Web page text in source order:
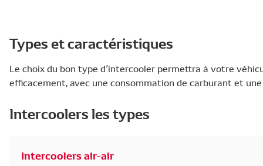
Types et caractéristiques
Le choix du bon type d’intercooler permettra à votre
efficacement, avec une consommation de carburant et
Intercoolers les types
Intercoolers air-air